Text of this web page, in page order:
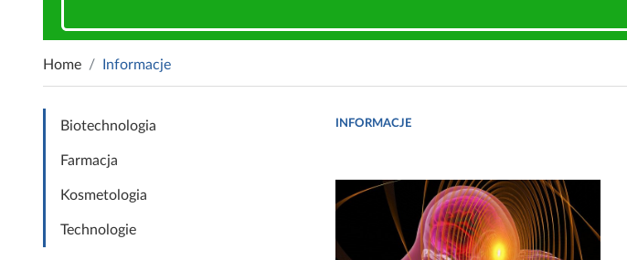
Home Informacje
Biotechnologia
Farmacja
Kosmetologia
Technologie
INFORMACJE